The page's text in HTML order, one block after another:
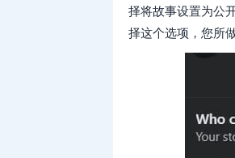
择将故事设置为公
择这个选项，您所